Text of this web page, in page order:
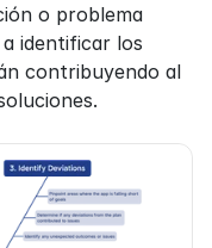
o problema
identificar los
contribuyendo al